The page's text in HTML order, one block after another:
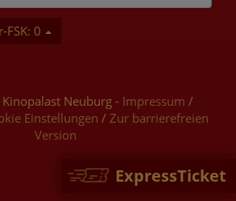
ExpressTicket
0
Neuburg - Impressum /
Einstellungen / Zur barrierefreien
Version